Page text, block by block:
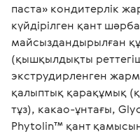
паста» кондитерлік
күйдірілген қант
майсыздандырылған
(қышқылдықты
экструдирленген
қалыптық қарақұмық
тұз), какао-ұнтағы,
Phytolin™ қант